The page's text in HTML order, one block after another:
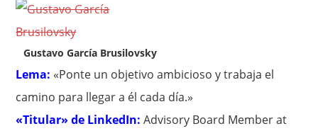
Gustavo García Brusilovsky
Lema: «Ponte un objetivo ambicioso y trabaja el
camino para llegar a él cada día.»
«Titular» de LinkedIn:Advisory Board Member at